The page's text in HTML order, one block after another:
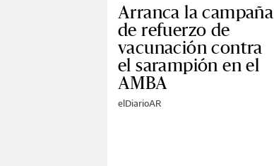
Arranca la campaña
de refuerzo de
vacunación contra
el sarampión en el
AMBA
elDiarioAR